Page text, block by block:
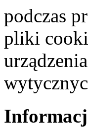
podczas
pliki